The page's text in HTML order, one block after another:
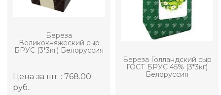
Береза
Великокняжеский сыр
БРУС (3*3кг) Белоруссия
Цена за шт. : 768.00
руб.
Береза Голландский сыр
ГОСТ БРУС 45% (3*3кг)
Белоруссия